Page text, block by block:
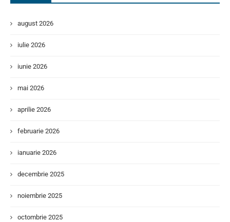
august 2026
iulie 2026
iunie 2026
mai 2026
aprilie 2026
februarie 2026
ianuarie 2026
decembrie 2025
noiembrie 2025
octombrie 2025